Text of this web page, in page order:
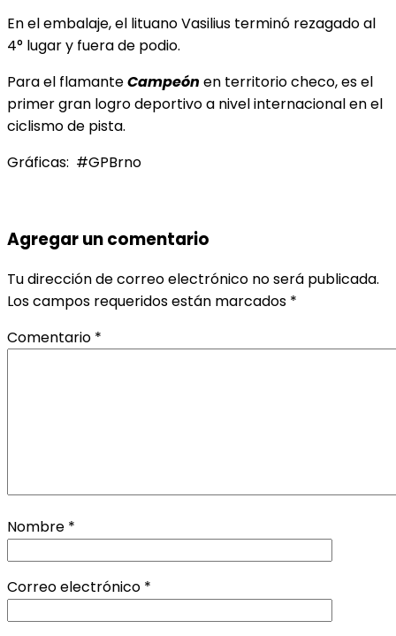
En el embalaje, el lituano Vasilius terminó rezagado al
4° lugar y fuera de podio.
Para el flamanteCampeón en territorio checo, es el
primer gran logro deportivo a nivel internacional en el
ciclismo de pista.
Gráficas: #GPBrno
Agregar un comentario
Tu dirección de correo electrónico no será publicada.
Los campos requeridos están marcados *
Comentario *
Nombre *
Correo electrónico *